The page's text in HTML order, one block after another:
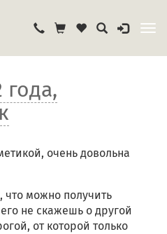
года,
очень довольна
что можно получить
не скажешь о другой
от которой только